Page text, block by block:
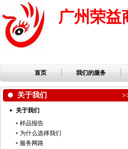
广州荣益
首页 我们的服务
关于我们
关于我们
样品报告
为什么选择我们
服务网路